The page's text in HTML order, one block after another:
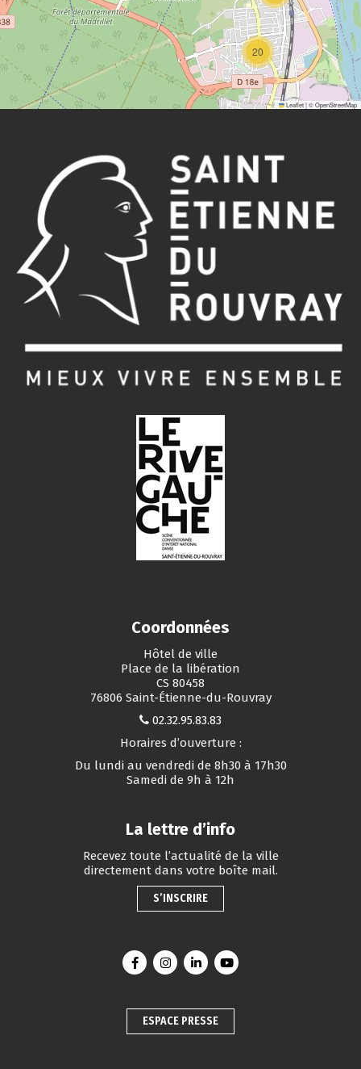
20
Leaflet|©OpenStreetMap
Coordonnées
Hôtel de ville
Place de la libération
CS 80458
76806 Saint-Étienne-du-Rouvray
02.32.95.83.83
Horaires d’ouverture :
Du lundi au vendredi de 8h30 à 17h30
Samedi de 9h à 12h
La lettre d’info
Recevez toute l’actualité de la ville
directement dans votre boîte mail.
S’INSCRIRE
Lien vers le compte Facebook
Lien vers le compte Instagram
Lien vers le compte Linkedin
Lien vers la chaîne
ESPACE PRESSE